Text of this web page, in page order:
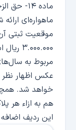
ماده
ماهواره‌ای
موقعیت ثبتی
مربوط به
عکس اظهار نظر
خواهد شد.
هم به ازاء هر
این ردیف